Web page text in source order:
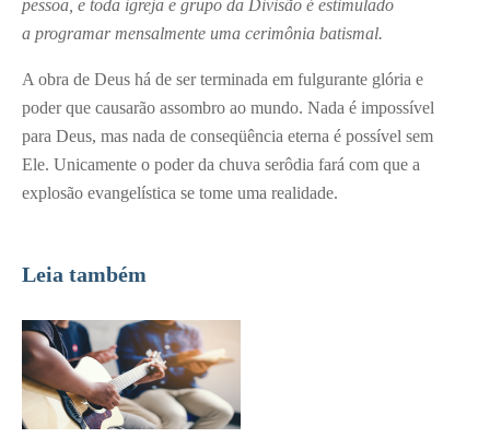
pessoa, e toda igreja e grupo da Divisão é estimulado
a programar mensalmente uma cerimônia batismal.
A obra de Deus há de ser terminada em fulgurante glória e
poder que causarão assombro ao mundo. Nada é impossível
para Deus, mas nada de conseqüência eterna é possível sem
Ele. Unicamente o poder da chuva serôdia fará com que a
explosão evangelística se tome uma realidade.
Leia também